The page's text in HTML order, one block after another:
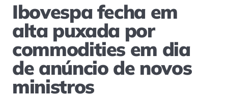
Ibovespa fecha em
alta puxada por
commodities em dia
de anúncio de novos
ministros